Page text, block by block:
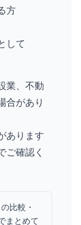
方
して
業、不動
合があり
あります
ご確認く
比較・
まとめて